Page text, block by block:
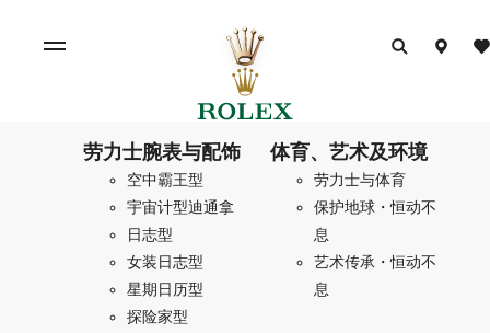
劳力士腕表与配饰
空中霸王型
宇宙计型迪通拿
日志型
女装日志型
星期日历型
探险家型
体育、艺术及环境
劳力士与体育
保护地球・恒动不
息
艺术传承・恒动不
息